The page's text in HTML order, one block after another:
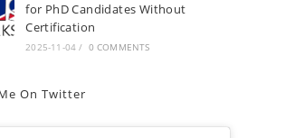
for PhD Candidates Without
Certification
2025-11-04 / 0 COMMENTS
On Twitter